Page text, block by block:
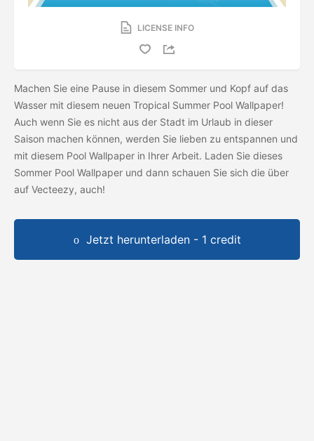
LICENSE INFO
Machen Sie eine Pause in diesem Sommer und Kopf auf das
Wasser mit diesem neuen Tropical Summer Pool Wallpaper!
Auch wenn Sie es nicht aus der Stadt im Urlaub in dieser
Saison machen können, werden Sie lieben zu entspannen und
mit diesem Pool Wallpaper in Ihrer Arbeit. Laden Sie dieses
Sommer Pool Wallpaper und dann schauen Sie sich die über
auf Vecteezy, auch!
Jetzt herunterladen - 1 credit